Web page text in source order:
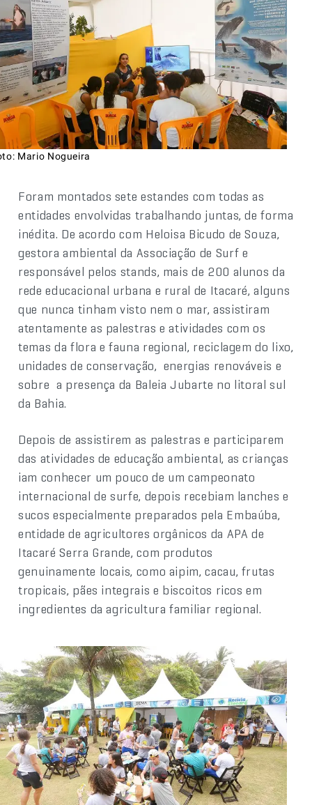
Mario Nogueira
Foram montados sete estandes com todas as
entidades envolvidas trabalhando juntas, de forma
inédita. De acordo com Heloisa Bicudo de Souza,
gestora ambiental da Associação de Surf e
responsável pelos stands, mais de 200 alunos da
rede educacional urbana e rural de Itacaré, alguns
que nunca tinham visto nem o mar, assistiram
atentamente as palestras e atividades com os
temas da flora e fauna regional, reciclagem do lixo,
unidades de conservação, energias renováveis e
sobre a presença da Baleia Jubarte no litoral sul
da Bahia.
Depois de assistirem as palestras e participarem
das atividades de educação ambiental, as crianças
iam conhecer um pouco de um campeonato
internacional de surfe, depois recebiam lanches e
sucos especialmente preparados pela Embaúba,
entidade de agricultores orgânicos da APA de
Itacaré Serra Grande, com produtos
genuinamente locais, como aipim, cacau, frutas
tropicais, pães integrais e biscoitos ricos em
ingredientes da agricultura familiar regional.